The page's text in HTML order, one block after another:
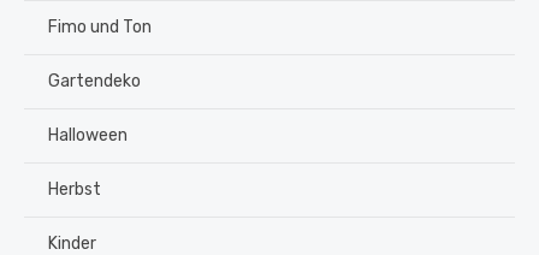
Fimo und Ton
Gartendeko
Halloween
Herbst
Kinder